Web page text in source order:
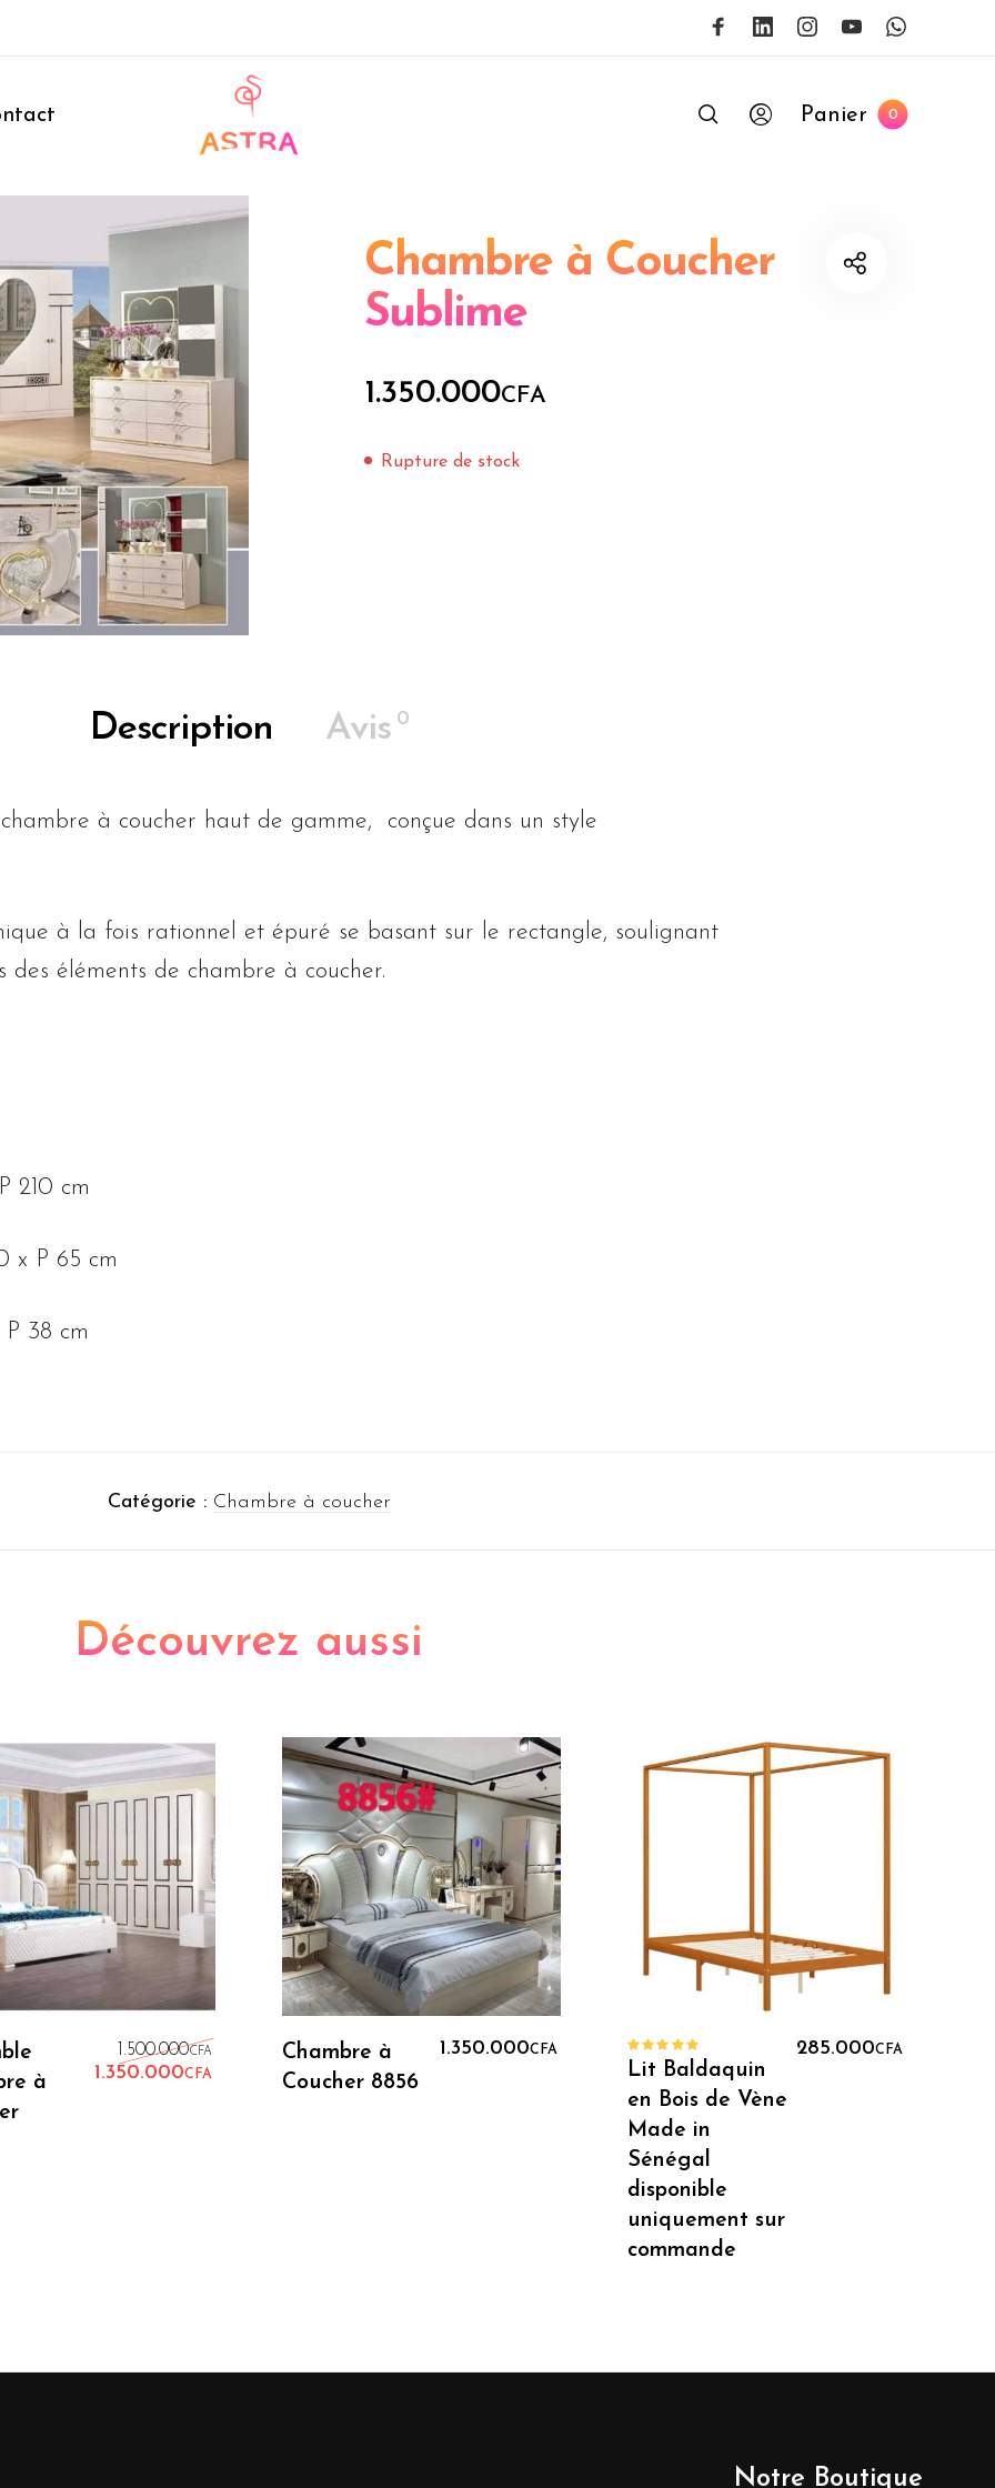
Panier 0
Chambre à Coucher
Sublime
1.350.000CFA
Rupture de stock
Description Avis 0
à coucher haut de gamme, conçue dans un style
à la fois rationnel et épuré se basant sur le rectangle, soulignant
des éléments de chambre à coucher.
210 cm
x P 65 cm
38 cm
Catégorie : Chambre à coucher
Découvrez aussi
à
1.500.000CFA
Le prix initial était : 1.500.000CFA.
1.350.000CFA
Le prix actuel est : 1.350.000CFA.
Ajouter Au Panier
Chambre à
Coucher 8856
1.350.000CFA
Lire La Suite
Note
5.00
sur
Lit Baldaquin
en Bois de Vène
Made in
Sénégal
disponible
uniquement sur
commande
285.000CFA
Notre Boutique